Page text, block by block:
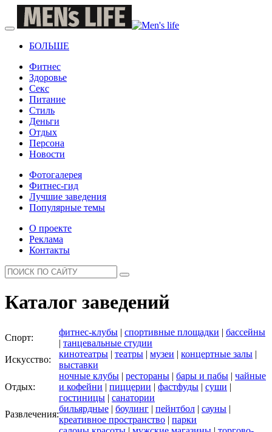
БОЛЬШЕ
Фитнес
Здоровье
Секс
Питание
Стиль
Деньги
Отдых
Персона
Новости
Фотогалерея
Фитнес-гид
Лучшие заведения
Популярные темы
О проекте
Реклама
Контакты
Каталог заведений
Спорт:
фитнес-клубы | спортивные площадки | бассейны
| танцевальные студии
Искусство:
кинотеатры | театры | музеи | концертные залы |
выставки
Отдых:
ночные клубы | рестораны | бары и пабы | чайные
и кофейни | пиццерии | фастфуды | суши |
гостиницы | санатории
Развлечения:
бильярдные | боулинг | пейнтбол | сауны |
креативное пространство | парки